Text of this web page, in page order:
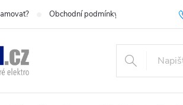
Obchodní podmínky Podmínky